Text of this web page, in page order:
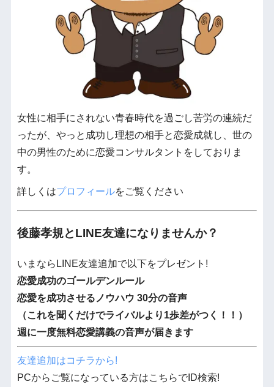
女性に相手にされない青春時代を過ごし苦労の連続だ
ったが、やっと成功し理想の相手と恋愛成就し、世の
中の男性のために恋愛コンサルタントをしておりま
す。
詳しくはプロフィールをご覧ください
後藤孝規とLINE友達になりませんか？
いまならLINE友達追加で以下をプレゼント!
恋愛成功のゴールデンルール
恋愛を成功させるノウハウ 30分の音声
（これを聞くだけでライバルより1歩差がつく！！）
週に一度無料恋愛講義の音声が届きます
友達追加はコチラから!
PCからご覧になっている方はこちらでID検索!